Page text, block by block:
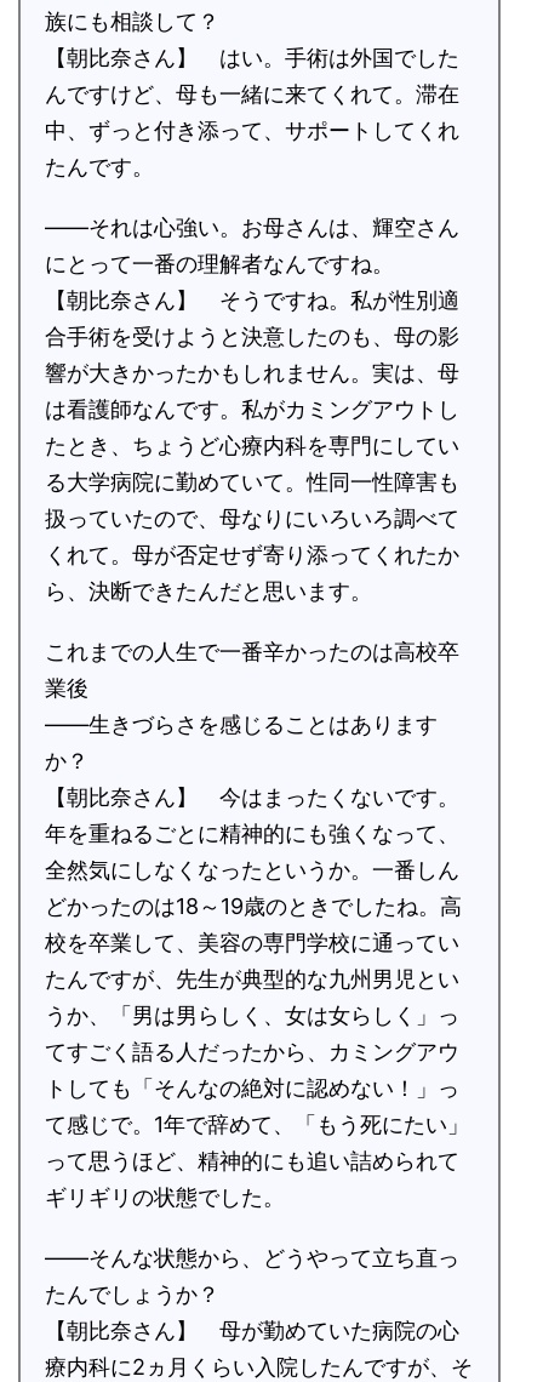
族にも相談して？
【朝比奈さん】 はい。手術は外国でした
んですけど、母も一緒に来てくれて。滞在
中、ずっと付き添って、サポートしてくれ
たんです。
――それは心強い。お母さんは、輝空さん
にとって一番の理解者なんですね。
【朝比奈さん】 そうですね。私が性別適
合手術を受けようと決意したのも、母の影
響が大きかったかもしれません。実は、母
は看護師なんです。私がカミングアウトし
たとき、ちょうど心療内科を専門にしてい
る大学病院に勤めていて。性同一性障害も
扱っていたので、母なりにいろいろ調べて
くれて。母が否定せず寄り添ってくれたか
ら、決断できたんだと思います。
これまでの人生で一番辛かったのは高校卒
業後
――生きづらさを感じることはあります
か？
【朝比奈さん】 今はまったくないです。
年を重ねるごとに精神的にも強くなって、
全然気にしなくなったというか。一番しん
どかったのは18～19歳のときでしたね。高
校を卒業して、美容の専門学校に通ってい
たんですが、先生が典型的な九州男児とい
うか、「男は男らしく、女は女らしく」っ
てすごく語る人だったから、カミングアウ
トしても「そんなの絶対に認めない！」っ
て感じで。1年で辞めて、「もう死にたい」
って思うほど、精神的にも追い詰められて
ギリギリの状態でした。
――そんな状態から、どうやって立ち直っ
たんでしょうか？
【朝比奈さん】 母が勤めていた病院の心
療内科に2ヵ月くらい入院したんですが、そ